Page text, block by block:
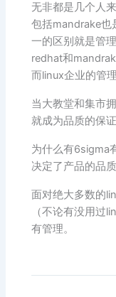
无非都是几个人来
包括mandrake也
一的区别就是管
redhat和
而linux企业的管
当大教堂和集市
就成为品质的保证
为什么有6sigma
决定了产品的品质
面对绝大多数的
（不论有没用过
有管理。